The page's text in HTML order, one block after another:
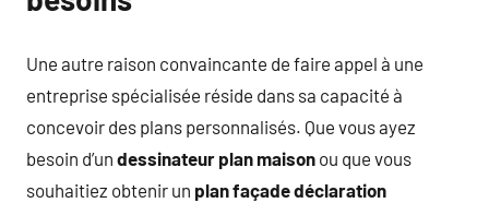
Une autre raison convaincante de faire appel à une
entreprise spécialisée réside dans sa capacité à
concevoir des plans personnalisés. Que vous ayez
besoin d’un dessinateur plan maison ou que vous
souhaitiez obtenir un plan façade déclaration